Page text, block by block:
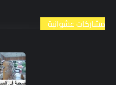
مشاركات عشوائية